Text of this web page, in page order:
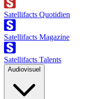
Satellifacts Quotidien
Satellifacts Magazine
Satellifacts Talents
Audiovisuel